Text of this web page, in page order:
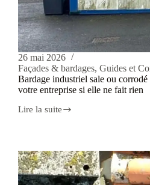
26 mai 2026
Façades & bardages, Guides et
Bardage industriel sale ou corrodé
votre entreprise si elle ne fait rien
Lire la suite